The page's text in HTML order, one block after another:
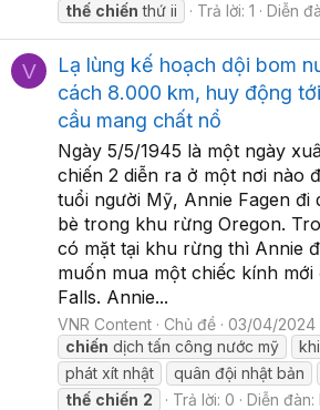
thế chiến thứ ii Trả lời: 1 Diễn
V
Lạ lùng kế hoạch dội bom
cách 8.000 km, huy động
cầu mang chất nổ
Ngày 5/5/1945 là một ngày
chiến 2 diễn ra ở một nơi nào
tuổi người Mỹ, Annie Fagen đi
bè trong khu rừng Oregon.
có mặt tại khu rừng thì Annie
muốn mua một chiếc kính
Falls. Annie...
VNR Content Chủ đề
03/04/2024
chiến dịch tấn công nước mỹ
phát xít nhật
quân đội nhật bản
thế chiến 2 Trả lời: 0 Diễn đàn: